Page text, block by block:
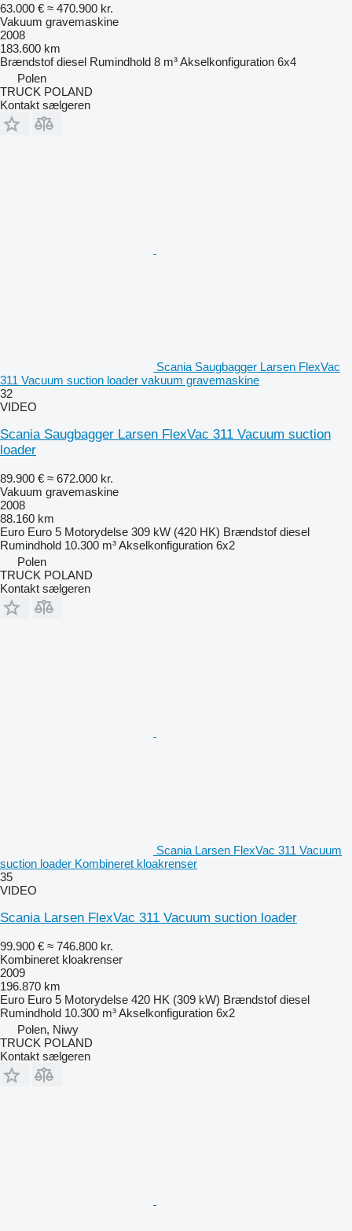
63.000 € ≈ 470.900 kr.
Vakuum gravemaskine
2008
183.600 km
Brændstof diesel Rumindhold 8 m³Akselkonfiguration 6x4
Polen
TRUCK POLAND
Kontakt sælgeren
Scania Saugbagger Larsen FlexVac
311 Vacuum suction loader vakuum gravemaskine
32
VIDEO
Scania Saugbagger Larsen FlexVac 311 Vacuum suction
loader
89.900 € ≈ 672.000 kr.
Vakuum gravemaskine
2008
88.160 km
Euro Euro 5 Motorydelse 309 kW (420 HK) Brændstof diesel
Rumindhold 10.300 m³Akselkonfiguration 6x2
Polen
TRUCK POLAND
Kontakt sælgeren
Scania Larsen FlexVac 311 Vacuum
suction loader Kombineret kloakrenser
35
VIDEO
Scania Larsen FlexVac 311 Vacuum suction loader
99.900 € ≈ 746.800 kr.
Kombineret kloakrenser
2009
196.870 km
Euro Euro 5 Motorydelse 420 HK (309 kW) Brændstof diesel
Rumindhold 10.300 m³Akselkonfiguration 6x2
Polen, Niwy
TRUCK POLAND
Kontakt sælgeren